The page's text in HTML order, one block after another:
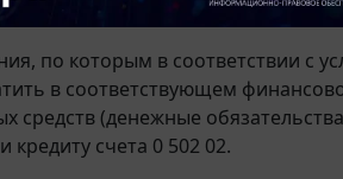
по которым в соответствии с
в соответствующем
средств (денежные
кредиту счета 0 502 02.